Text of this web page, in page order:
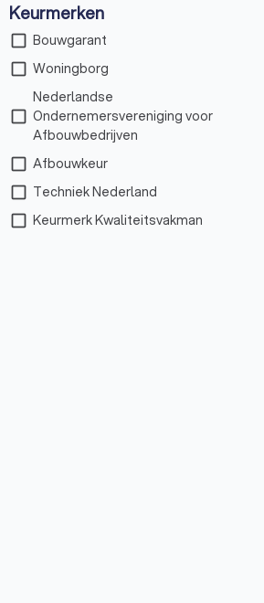
Keurmerken
check_box_outline_blank Bouwgarant
check_box_outline_blank Woningborg
check_box_outline_blank
Nederlandse
Ondernemersvereniging voor
Afbouwbedrijven
check_box_outline_blank Afbouwkeur
check_box_outline_blank Techniek Nederland
check_box_outline_blank Keurmerk Kwaliteitsvakman